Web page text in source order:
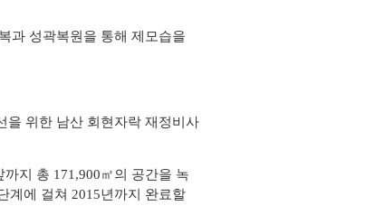
과 성곽복원을 통해 제모습을
을 위한 남산 회현자락 재정비사
까지 총 171,900㎡의 공간을 녹
계에 걸쳐 2015년까지 완료할